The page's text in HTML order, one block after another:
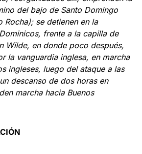
del bajo de Santo Domingo
Rocha); se detienen en la
frente a la capilla de
Wilde, en donde poco des­pués,
la vanguardia inglesa, en marcha
ingleses, luego del ataque a las
descanso de dos horas en
marcha hacia Buenos